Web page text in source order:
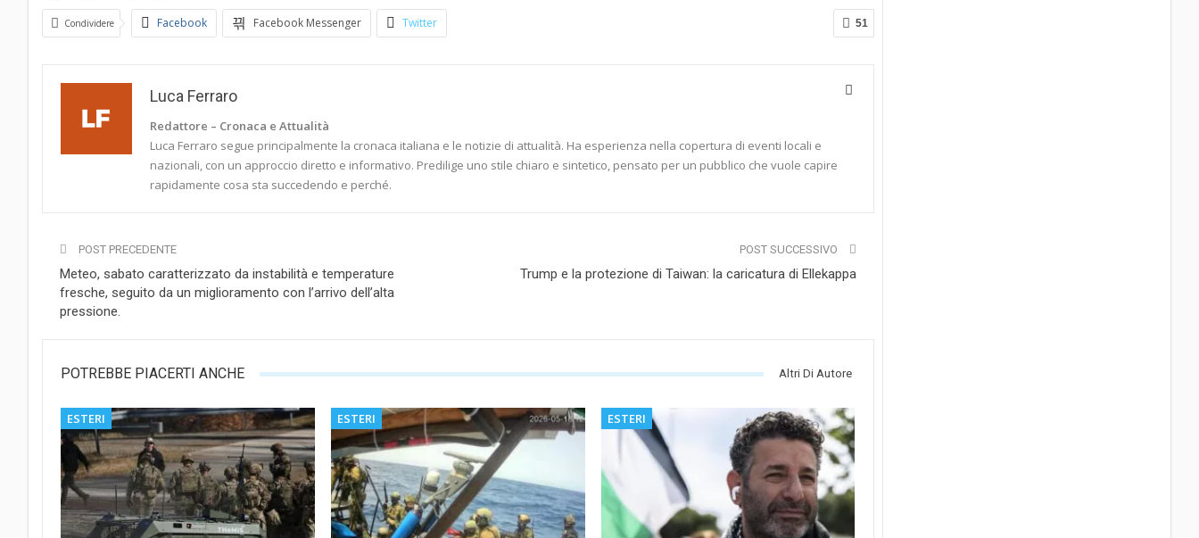
51
Condividere Facebook Facebook Messenger Twitter
Luca Ferraro
Redattore – Cronaca e Attualità
Luca Ferraro segue principalmente la cronaca italiana e le notizie di attualità. Ha esperienza nella copertura di eventi locali e
nazionali, con un approccio diretto e informativo. Predilige uno stile chiaro e sintetico, pensato per un pubblico che vuole capire
rapidamente cosa sta succedendo e perché.
POST PRECEDENTE
Meteo, sabato caratterizzato da instabilità e temperature
fresche, seguito da un miglioramento con l’arrivo dell’alta
pressione.
POST SUCCESSIVO
Trump e la protezione di Taiwan: la caricatura di Ellekappa
POTREBBE PIACERTI ANCHE Altri Di Autore
ESTERI ESTERI ESTERI